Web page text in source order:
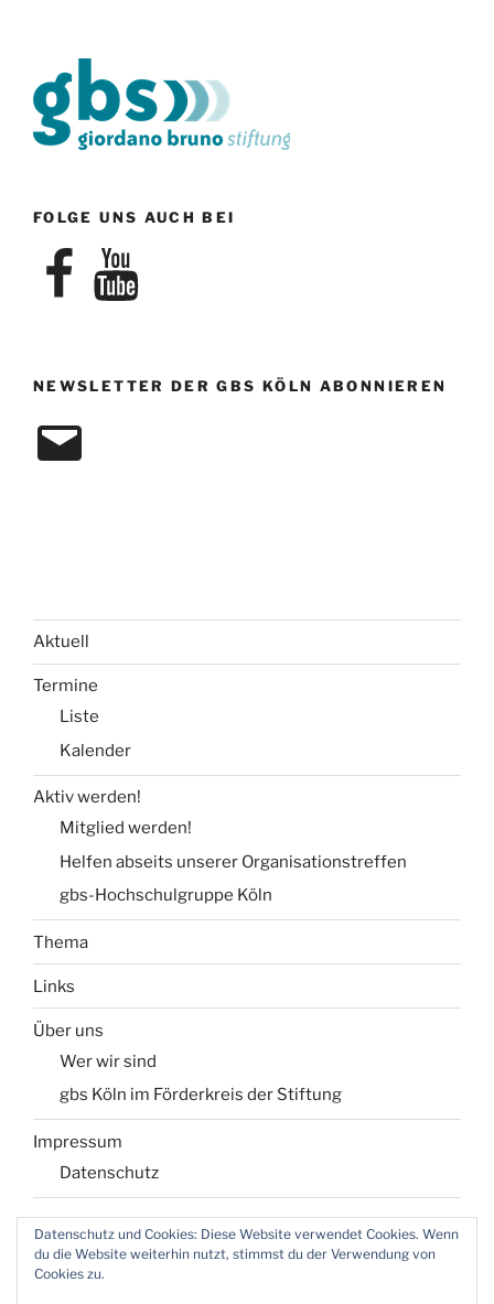
FOLGE UNS AUCH BEI
FacebookYouTube
NEWSLETTER DER GBS KÖLN ABONNIEREN
E-
Mail
Aktuell
Termine
Liste
Kalender
Aktiv werden!
Mitglied werden!
Helfen abseits unserer Organisationstreffen
gbs-Hochschulgruppe Köln
Thema
Links
Über uns
Wer wir sind
gbs Köln im Förderkreis der Stiftung
Impressum
Datenschutz
Login für Webmaster
Datenschutz und Cookies: Diese Website verwendet Cookies. Wenn
du die Website weiterhin nutzt, stimmst du der Verwendung von
Cookies zu.